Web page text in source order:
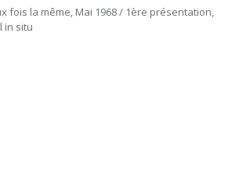
fois la même, Mai 1968 / 1ère présentation,
in situ